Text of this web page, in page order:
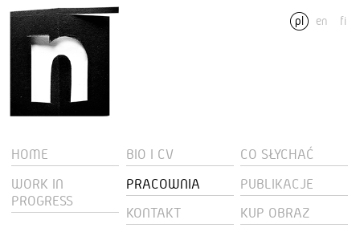
pl en fi
HOME BIO I CV
CO SŁYCHAĆ
WORK IN
PROGRESS
PRACOWNIA
PUBLIKACJE
KONTAKT
KUP OBRAZ